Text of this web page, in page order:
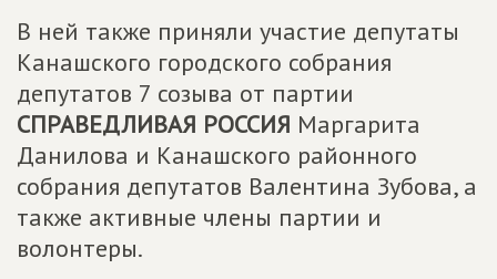
В ней также приняли участие депутаты
Канашского городского собрания
депутатов 7 созыва от партии
СПРАВЕДЛИВАЯ РОССИЯ Маргарита
Данилова и Канашского районного
собрания депутатов Валентина Зубова, а
также активные члены партии и
волонтеры.